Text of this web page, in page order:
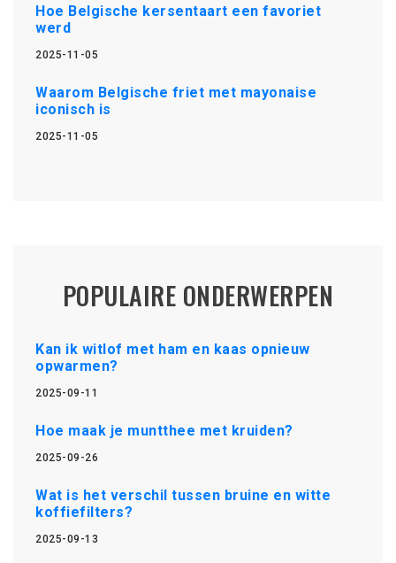
Hoe Belgische kersentaart een favoriet
werd
2025-11-05
Waarom Belgische friet met mayonaise
iconisch is
2025-11-05
POPULAIRE ONDERWERPEN
Kan ik witlof met ham en kaas opnieuw
opwarmen?
2025-09-11
Hoe maak je muntthee met kruiden?
2025-09-26
Wat is het verschil tussen bruine en witte
koffiefilters?
2025-09-13